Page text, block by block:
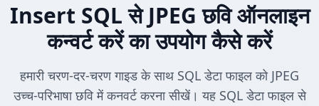
Insert SQL से JPEG छवि ऑनलाइन
कन्वर्ट करें का उपयोग कैसे करें
हमारी चरण-दर-चरण गाइड के साथ SQL डेटा फाइल को JPEG
उच्च-परिभाषा छवि में कनवर्ट करना सीखें। यह SQL डेटा फाइल से